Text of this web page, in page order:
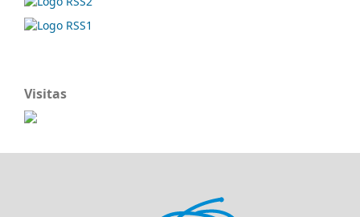
Visitas